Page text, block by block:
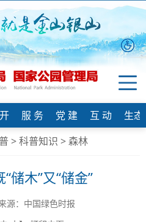
服 务 党 建 互 动
生
>科普知识 >森林
储木”又“储金”
：中国绿色时报